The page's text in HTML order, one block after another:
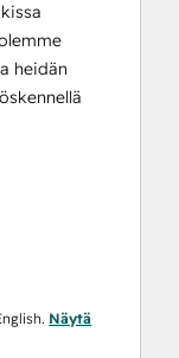
heidän
Näytä